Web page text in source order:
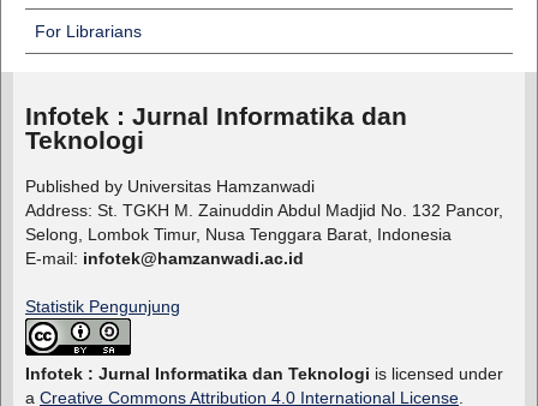
For Librarians
Infotek : Jurnal Informatika dan
Teknologi
Published by Universitas Hamzanwadi
Address: St. TGKH M. Zainuddin Abdul Madjid No. 132 Pancor,
Selong, Lombok Timur, Nusa Tenggara Barat, Indonesia
E-mail: infotek@hamzanwadi.ac.id
Statistik Pengunjung
Infotek : Jurnal Informatika dan Teknologi is licensed under
a Creative Commons Attribution 4.0 International License.